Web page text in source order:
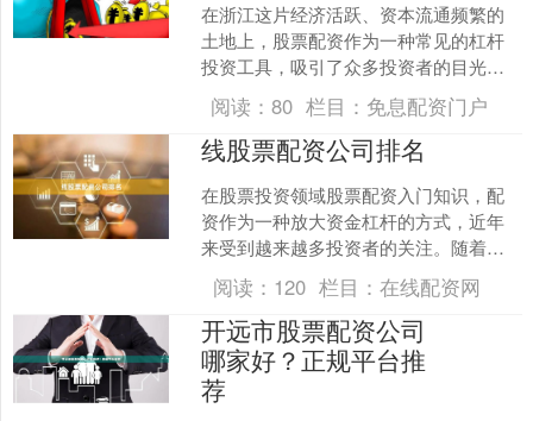
在浙江这片经济活跃、资本流通频繁的
土地上，股票配资作为一种常见的杠杆
投资工具，吸引了众多投资者的目光。
然而免息配资门户，面对市面上琳琅满
目的配资公司，如何选择一....
阅读：80 栏目： 免息配资门户
线股票配资公司排名
在股票投资领域股票配资入门知识，配
资作为一种放大资金杠杆的方式，近年
来受到越来越多投资者的关注。随着市
场需求的增长，各类股票配资公司如雨
后春笋般涌现。对于投资者....
阅读： 120 栏目：在线配资网
开远市股票配资公司
哪家好？正规平台推
荐